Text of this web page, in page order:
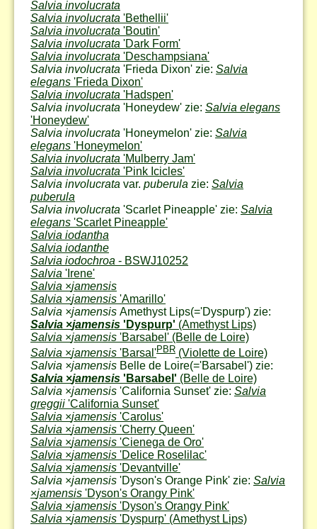
Salvia involucrata
Salvia involucrata 'Bethellii'
Salvia involucrata 'Boutin'
Salvia involucrata 'Dark Form'
Salvia involucrata 'Deschampsiana'
Salvia involucrata 'Frieda Dixon' zie: Salvia
elegans 'Frieda Dixon'
Salvia involucrata 'Hadspen'
Salvia involucrata 'Honeydew' zie: Salvia elegans
'Honeydew'
Salvia involucrata 'Honeymelon' zie: Salvia
elegans 'Honeymelon'
Salvia involucrata 'Mulberry Jam'
Salvia involucrata 'Pink Icicles'
Salvia involucrata var. puberula zie: Salvia
puberula
Salvia involucrata 'Scarlet Pineapple' zie: Salvia
elegans 'Scarlet Pineapple'
Salvia iodantha
Salvia iodanthe
Salvia iodochroa - BSWJ10252
Salvia 'Irene'
Salvia ×jamensis
Salvia ×jamensis 'Amarillo'
Salvia ×jamensis Amethyst Lips(='Dyspurp') zie:
Salvia ×jamensis 'Dyspurp' (Amethyst Lips)
Salvia ×jamensis 'Barsabel' (Belle de Loire)
Salvia ×jamensis 'Barsal'PBR (Violette de Loire)
Salvia ×jamensis Belle de Loire(='Barsabel') zie:
Salvia ×jamensis 'Barsabel' (Belle de Loire)
Salvia ×jamensis 'California Sunset' zie: Salvia
greggii 'California Sunset'
Salvia ×jamensis 'Carolus'
Salvia ×jamensis 'Cherry Queen'
Salvia ×jamensis 'Cienega de Oro'
Salvia ×jamensis 'Delice Roselilac'
Salvia ×jamensis 'Devantville'
Salvia ×jamensis 'Dyson's Orange Pink' zie: Salvia
×jamensis 'Dyson's Orangy Pink'
Salvia ×jamensis 'Dyson's Orangy Pink'
Salvia ×jamensis 'Dyspurp' (Amethyst Lips)